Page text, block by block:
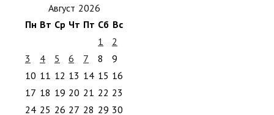
Август 2026
Пн Вт Ср Чт Пт Сб Вс
1
2
3
4 5 6 7 8
9
10 11 12 13 14 15 16
17 18 19 20 21 22 23
24 25 26 27 28 29 30